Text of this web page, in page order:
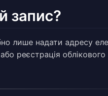
запис?
лише надати адресу
реєстрація